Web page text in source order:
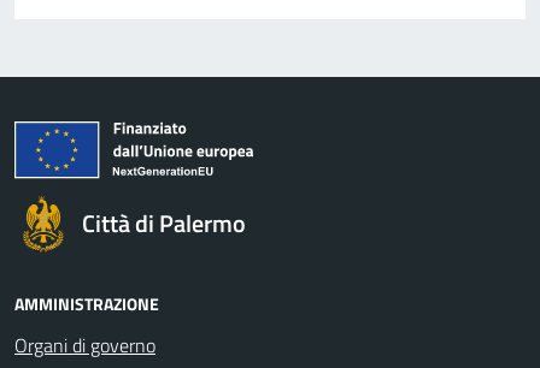
Città di Palermo
AMMINISTRAZIONE
Organi di governo